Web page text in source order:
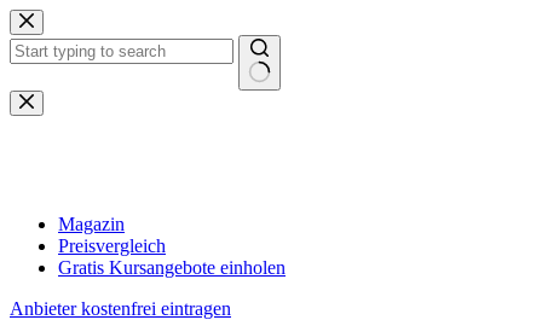
Zum
Inhalt
springen
Keine
Ergebnisse
Magazin
Preisvergleich
Gratis Kursangebote einholen
Anbieter kostenfrei eintragen